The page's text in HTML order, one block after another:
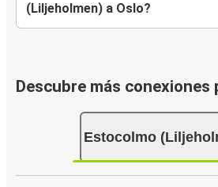
(Liljeholmen) a Oslo?
Descubre más conexiones
Estocolmo